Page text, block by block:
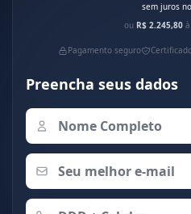
sem juros
ou R$ 2.245,80
Pagamento seguro
Preencha seus dados